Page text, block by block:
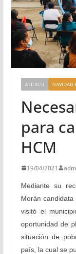
ATLIXCO NAVIDAD
para
HCM
19/04/2021
Mediante su
Morán
visitó el
oportunidad de
situación de
país, la cual se